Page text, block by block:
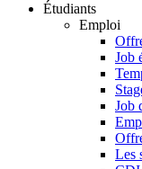
Étudiants
Emploi
Job
Job
Les